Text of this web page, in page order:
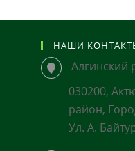
НАШИ
Алгинский
030200,
район,
Ул. А.